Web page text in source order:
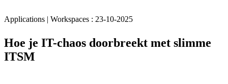
Applications | Workspaces : 23-10-2025
Hoe je IT-chaos doorbreekt met slimme
ITSM